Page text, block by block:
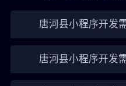
唐河县小程序开发
唐河县小程序开发